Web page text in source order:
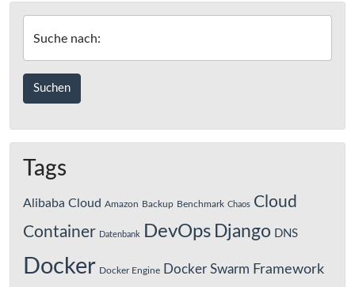
Suche nach:
Tags
Alibaba Cloud Amazon Backup Benchmark Chaos Cloud
Container Datenbank DevOps Django DNS
Docker Docker Engine Docker Swarm Framework